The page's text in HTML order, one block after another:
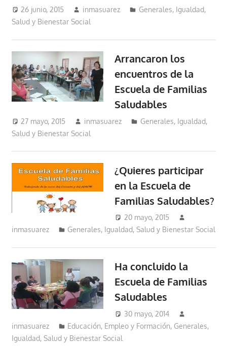
26 junio, 2015 inmasuarez Generales, Igualdad,
Salud y Bienestar Social
Arrancaron los
encuentros de la
Escuela de Familias
Saludables
27 mayo, 2015 inmasuarez Generales, Igualdad,
Salud y Bienestar Social
¿Quieres participar
en la Escuela de
Familias Saludables?
20 mayo, 2015
inmasuarez
Generales, Igualdad, Salud y Bienestar Social
Ha concluido la
Escuela de Familias
Saludables
30 mayo, 2014
inmasuarez
Educación, Empleo y Formación, Generales,
Igualdad, Salud y Bienestar Social